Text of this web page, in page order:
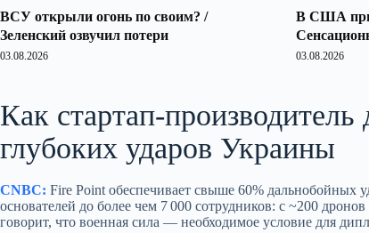
ВСУ открыли огонь по своим? /
Зеленский озвучил потери
03.08.2026
В США
03.08.2026
Как
глубоких ударов Украины
CNBC: Fire Point обеспечивает свыше 60% дальнобойных
основателей до более чем 7 000 сотрудников: с ~200
говорит, что военная сила — необходимое условие для